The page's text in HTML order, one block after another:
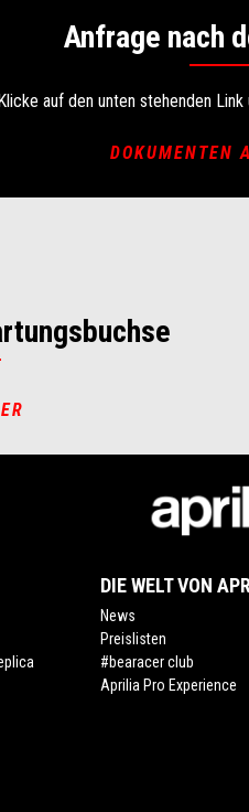
Anfrage nach
auf den unten stehenden
DOKUMENTEN
DIE WELT VON
News
Preislisten
#bearacer club
Aprilia Pro Experience